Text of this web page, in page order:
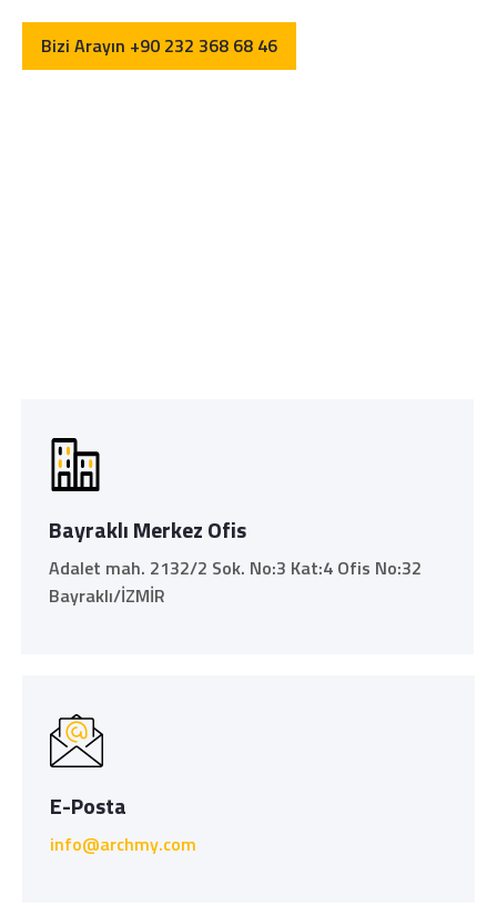
Bizi Arayın +90 232 368 68 46
Bayraklı Merkez Ofis
Adalet mah. 2132/2 Sok. No:3 Kat:4 Ofis No:32
Bayraklı/İZMİR
E-Posta
info@archmy.com